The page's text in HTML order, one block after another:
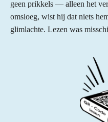
geen prikkels — alleen het
omsloeg, wist hij dat niets
glimlachte. Lezen was